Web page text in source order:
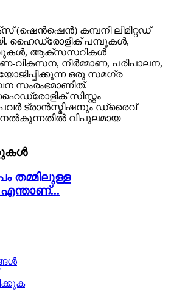
കമ്പനി ലിമിറ്റഡ്
ഹൈഡ്രോളിക് പമ്പുകൾ,
ആക്‌സസറികൾ
വികസന, നിർമ്മാണ, പരിപാലന,
ഒരു സമഗ്ര
സംരംഭമാണിത്.
സിസ്റ്റം
ട്രാൻസ്മിഷനും ഡ്രൈവ്
വിപുലമായ
തമ്മിലുള്ള